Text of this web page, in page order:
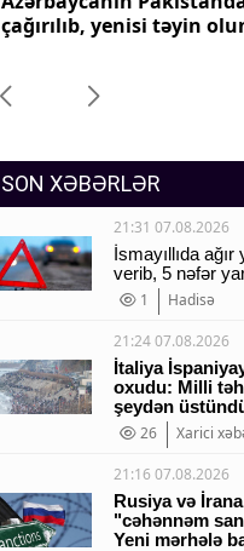
çağırılıb, yenisi təyin
SON XƏBƏRLƏR
21:31 07.08.2026
İsmayıllıda
verib, 5 nəfər
1
Hadisə
21:24 07.08.2026
İtaliya
oxudu: Milli
şeydən
26
Xarici
21:16 07.08.2026
Rusiya və
"cəhənnəm
Yeni mərhələ